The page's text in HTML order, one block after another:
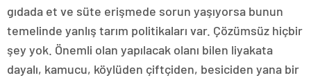
gıdada et ve süte erişmede sorun yaşıyorsa bunun
temelinde yanlış tarım politikaları var. Çözümsüz hiçbir
şey yok. Önemli olan yapılacak olanı bilen liyakata
dayalı, kamucu, köylüden çiftçiden, besiciden yana bir